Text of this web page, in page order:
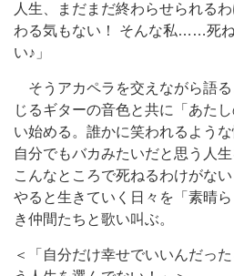
人生、まだまだ終わらせられる
わる気もない！ そんな私……死
い♪」
そうアカペラを交えながら語
じるギターの音色と共に「あた
い始める。誰かに笑われるよう
自分でもバカみたいだと思う人
こんなところで死ねるわけがな
やると生きていく日々を「素晴
き仲間たちと歌い叫ぶ。
＜「自分だけ幸せでいいんだっ